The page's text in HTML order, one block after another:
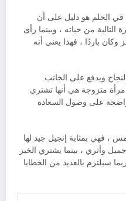
في الحلم هو دليل على أن
من حياته ، وبينما رأى
باردًا ، فهذا يعني أنه
ويدفع على الجانب
متزوجة هي أنها تشتري
واضحة على وصول السعادة
، فهي بمثابة إنجيل جيد لها
وأثري ، بينما يشتري الخبز
سيلتزم بالعديد من الخطايا